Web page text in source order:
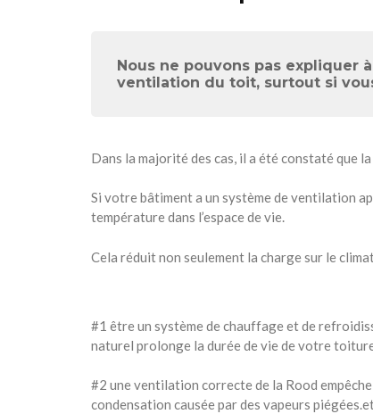
Nous ne pouvons pas
ventilation du toit, surtout si
Dans la majorité des cas, il a été constaté que
Si votre bâtiment a un système de ventilation
température dans l’espace de vie.
Cela réduit non seulement la charge sur le
#1 être un système de chauffage et de
naturel prolonge la durée de vie de votre
#2 une ventilation correcte de la Rood
condensation causée par des vapeurs